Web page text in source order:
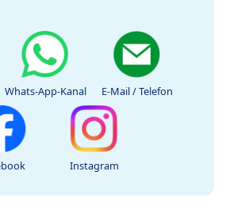
Whats-App-Kanal E-Mail / Telefon
Instagram